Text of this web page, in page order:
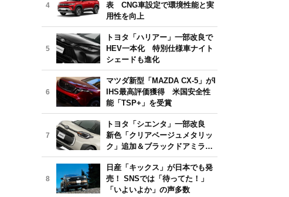
4
表 CNG車設定で環境性能と実
用性を向上
5
トヨタ「ハリアー」一部改良で
HEV一本化 特別仕様車ナイト
シェードも進化
6
マツダ新型「MAZDA CX-5」がI
IHS最高評価獲得 米国安全性
能「TSP+」を受賞
7
トヨタ「シエンタ」一部改良
新色「クリアベージュメタリッ
ク」追加＆ブラックドアミラー
採用
8
日産「キックス」が日本でも発
売！ SNSでは「待ってた！」
「いよいよか」の声多数